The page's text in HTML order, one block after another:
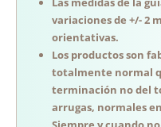
variaciones de +/- 2
orientativas.
Los productos son
totalmente normal
terminación no del
arrugas, normales